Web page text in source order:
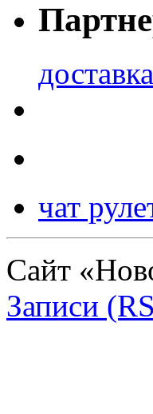
чат
Сайт
Записи